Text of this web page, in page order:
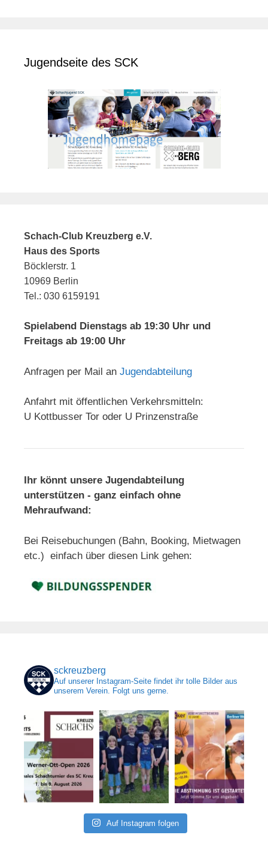
Jugendseite des SCK
Schach-Club Kreuzberg e.V.
Haus des Sports
Böcklerstr. 1
10969 Berlin
Tel.: 030 6159191
Spielabend Dienstags ab 19:30 Uhr und
Freitags ab 19:00 Uhr
Anfragen per Mail an Jugendabteilung
Anfahrt mit öffentlichen Verkehrsmitteln:
U Kottbusser Tor oder U Prinzenstraße
Ihr könnt unsere Jugendabteilung
unterstützen - ganz einfach ohne
Mehraufwand:
Bei Reisebuchungen (Bahn, Booking, Mietwagen
etc.) einfach über diesen Link gehen:
sckreuzberg
Auf unserer Instagram-Seite findet ihr tolle Bilder aus
unserem Verein. Folgt uns gerne.
Auf Instagram folgen